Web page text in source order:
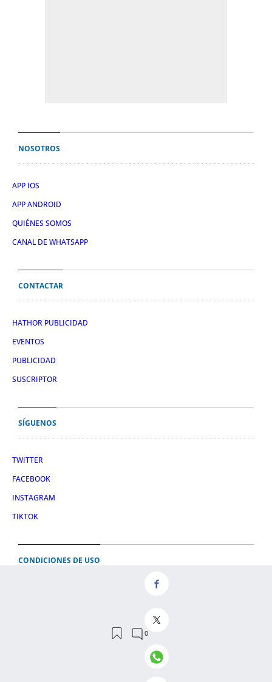
NOSOTROS
APP IOS
APP ANDROID
QUIÉNES SOMOS
CANAL DE WHATSAPP
CONTACTAR
HATHOR PUBLICIDAD
EVENTOS
PUBLICIDAD
SUSCRIPTOR
SÍGUENOS
TWITTER
FACEBOOK
INSTAGRAM
TIKTOK
CONDICIONES DE USO